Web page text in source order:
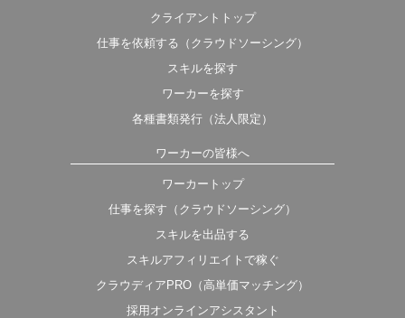
クライアントトップ
仕事を依頼する（クラウドソーシング）
スキルを探す
ワーカーを探す
各種書類発行（法人限定）
ワーカーの皆様へ
ワーカートップ
仕事を探す（クラウドソーシング）
スキルを出品する
スキルアフィリエイトで稼ぐ
クラウディアPRO（高単価マッチング）
採用オンラインアシスタント